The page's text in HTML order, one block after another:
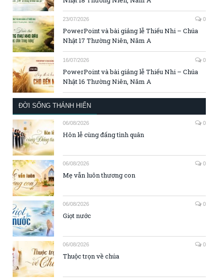
23/07/2026 0
PowerPoint và bài giảng lễ Thiếu Nhi – Chúa
Nhật 17 Thường Niên, Năm A
16/07/2026 0
PowerPoint và bài giảng lễ Thiếu Nhi – Chúa
Nhật 16 Thường Niên, Năm A
ĐỜI SỐNG THÁNH HIẾN
06/08/2026 0
Hôn lễ cùng đấng tình quân
06/08/2026 0
Mẹ vẫn luôn thương con
06/08/2026 0
Giọt nước
06/08/2026 0
Thuộc trọn về chúa